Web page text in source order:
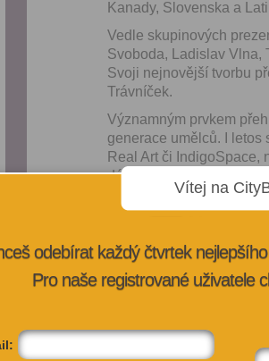
Kanady, Slovenska a
Vedle skupinových
Svoboda, Ladislav Vlna,
Svoji nejnovější tvorbu
Trávníček.
Významným prvkem
generace umělců. I letos
Real Art či IndigoSpace,
dále Iris Art Gallery,
to, že umožňujeme
Viková, Kurt Gebauer,
Kučerová, Jiří Kolář a
Součástí bude i
Vítej na
odebírat každý čtvrtek
Pro naše registrované uživatele